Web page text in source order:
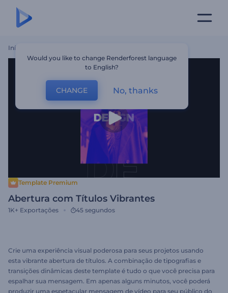
Início
Template Premium
Abertura com Títulos Vibrantes
1K+ Exportações 45 segundos
Crie uma experiência visual poderosa para seus projetos usando
esta vibrante abertura de títulos. A combinação de tipografias e
transições dinâmicas deste template é tudo o que você precisa para
espalhar sua mensagem. Em apenas alguns minutos, você poderá
produzir uma espetacular mensagem de vídeo para seu público do
Would you like to change Renderforest language
to English?
CHANGE No, thanks